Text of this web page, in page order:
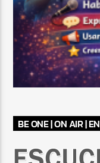
BE ONE | ON AIR |